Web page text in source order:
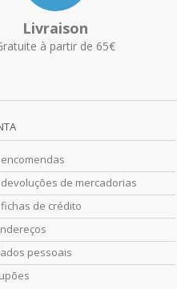
Livraison
à partir de 65€
de mercadorias
de crédito
pessoais